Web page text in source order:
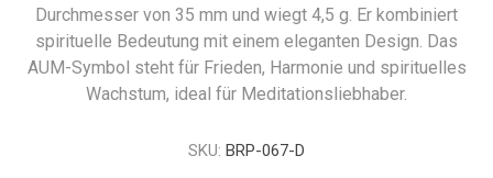
Durchmesser von 35 mm und wiegt 4,5 g. Er kombiniert
spirituelle Bedeutung mit einem eleganten Design. Das
AUM-Symbol steht für Frieden, Harmonie und spirituelles
Wachstum, ideal für Meditationsliebhaber.
SKU: BRP-067-D